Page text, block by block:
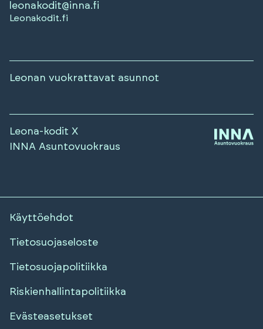
leonakodit@inna.fi
Leonakodit.fi
Leonan vuokrattavat asunnot
Leona-kodit X
INNA Asuntovuokraus
Käyttöehdot
Tietosuojaseloste
Tietosuojapolitiikka
Riskienhallintapolitiikka
Evästeasetukset